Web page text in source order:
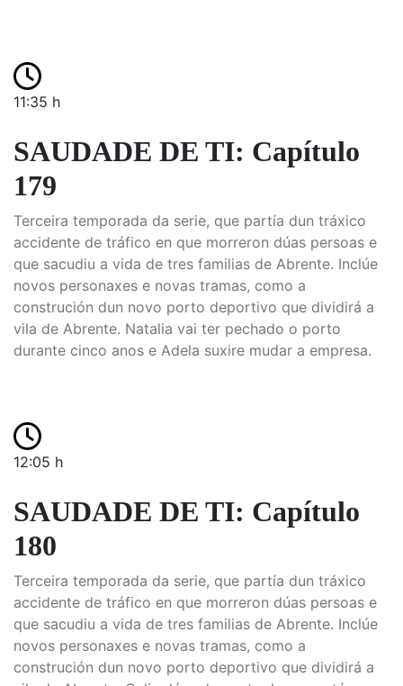
11:35 h
SAUDADE DE TI: Capítulo
179
Terceira temporada da serie, que partía dun tráxico
accidente de tráfico en que morreron dúas persoas e
que sacudiu a vida de tres familias de Abrente. Inclúe
novos personaxes e novas tramas, como a
construción dun novo porto deportivo que dividirá a
vila de Abrente. Natalia vai ter pechado o porto
durante cinco anos e Adela suxire mudar a empresa.
12:05 h
SAUDADE DE TI: Capítulo
180
Terceira temporada da serie, que partía dun tráxico
accidente de tráfico en que morreron dúas persoas e
que sacudiu a vida de tres familias de Abrente. Inclúe
novos personaxes e novas tramas, como a
construción dun novo porto deportivo que dividirá a